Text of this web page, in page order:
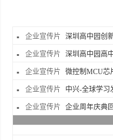
企业宣传片 深圳高中园创
企业宣传片 深圳高中园高
企业宣传片 微控制MCU芯
企业宣传片 中兴-全球学习
企业宣传片 企业周年庆典